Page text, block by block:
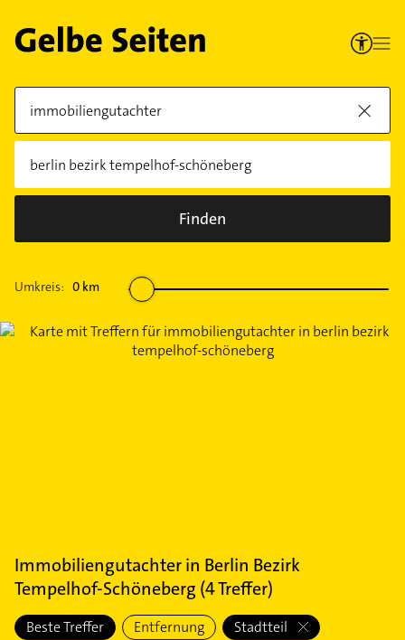
Finden
Umkreis: 0 km
Immobiliengutachterin Berlin Bezirk
Tempelhof-Schöneberg (4Treffer)
Beste Treffer Entfernung Stadtteil